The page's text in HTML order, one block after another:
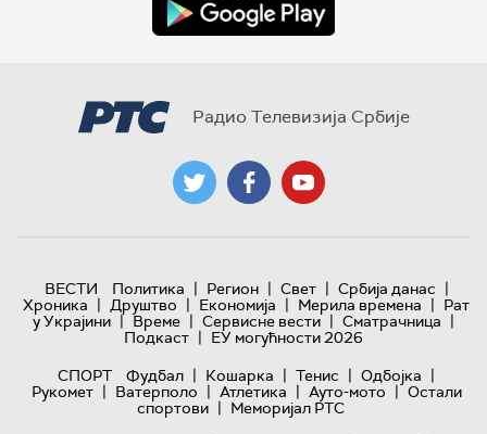
Радио Телевизија Србије
ВЕСТИ Политика | Регион | Свет | Србија данас |
Хроника | Друштво | Економија | Мерила времена | Рат
у Украјини | Време | Сервисне вести | Сматрачница |
Подкаст | ЕУ могућности 2026
СПОРТ
Фудбал | Кошарка | Тенис | Одбојка |
Рукомет | Ватерполо | Атлетика | Ауто-мото | Остали
спортови | Меморијал РТС